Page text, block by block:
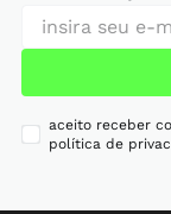
aceito receber
política de